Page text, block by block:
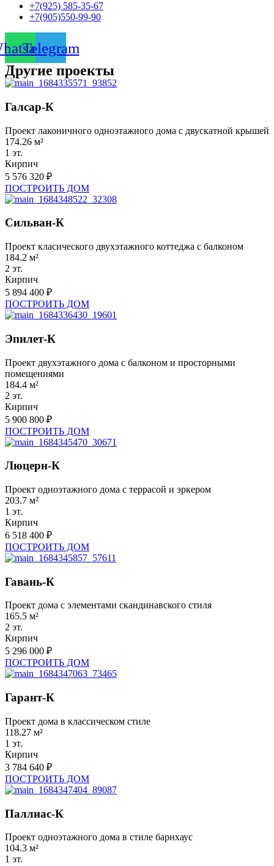
+7(925) 585-35-67
+7(905)550-99-90
Telegram
Другие проекты
Галсар-К
Проект лаконичного одноэтажного дома с двускатной крышей
174.26 м²
1 эт.
Кирпич
5 576 320 ₽
ПОСТРОИТЬ ДОМ
Сильван-К
Проект класического двухэтажного коттеджа с балконом
184.2 м²
2 эт.
Кирпич
5 894 400 ₽
ПОСТРОИТЬ ДОМ
Эпилет-К
Проект двухэтажного дома с балконом и просторными
помещениями
184.4 м²
2 эт.
Кирпич
5 900 800 ₽
ПОСТРОИТЬ ДОМ
Люцерн-К
Проект одноэтажного дома с террасой и эркером
203.7 м²
1 эт.
Кирпич
6 518 400 ₽
ПОСТРОИТЬ ДОМ
Гавань-К
Проект дома с элементами скандинавского стиля
165.5 м²
2 эт.
Кирпич
5 296 000 ₽
ПОСТРОИТЬ ДОМ
Гарант-К
Проект дома в классическом стиле
118.27 м²
1 эт.
Кирпич
3 784 640 ₽
ПОСТРОИТЬ ДОМ
Паллиас-К
Проект одноэтажного дома в стиле барнхаус
104.3 м²
1 эт.